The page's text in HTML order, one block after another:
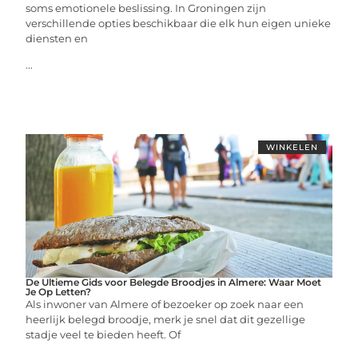
soms emotionele beslissing. In Groningen zijn
verschillende opties beschikbaar die elk hun eigen unieke
diensten en
...
WINKELEN
De Ultieme Gids voor Belegde Broodjes in Almere: Waar Moet
Je Op Letten?
Als inwoner van Almere of bezoeker op zoek naar een
heerlijk belegd broodje, merk je snel dat dit gezellige
stadje veel te bieden heeft. Of